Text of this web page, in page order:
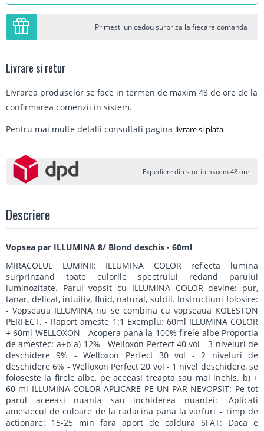
Primesti un cadou surpriza la fiecare comanda
Livrare si retur
Livrarea produselor se face in termen de maxim 48 de ore de la
confirmarea comenzii in sistem.
Pentru mai multe detalii consultati pagina livrare si plata
Expediere din stoc in maxim 48 ore
Descriere
Vopsea par ILLUMINA 8/ Blond deschis - 60ml
MIRACOLUL LUMINII: ILLUMINA COLOR reflecta lumina
surprinzand toate culorile spectrului redand parului
luminozitate. Parul vopsit cu ILLUMINA COLOR devine: pur,
tanar, delicat, intuitiv, fluid, natural, subtil. Instructiuni folosire:
- Vopseaua ILLUMINA nu se combina cu vopseaua KOLESTON
PERFECT. - Raport ameste 1:1 Exemplu: 60ml ILLUMINA COLOR
+ 60ml WELLOXON - Acopera pana la 100% firele albe Proportia
de amestec: a+b a) 12% - Welloxon Perfect 40 vol - 3 niveluri de
deschidere 9% - Welloxon Perfect 30 vol - 2 niveluri de
deschidere 6% - Welloxon Perfect 20 vol - 1 nivel deschidere, se
foloseste la firele albe, pe aceeasi treapta sau mai inchis. b) +
60 ml ILLUMINA COLOR APLICARE PE UN PAR NEVOPSIT: Pe tot
parul aceeasi nuanta sau inchiderea nuantei: -Aplicati
amestecul de culoare de la radacina pana la varfuri - Timp de
actionare: 15-25 min fara aport de caldura SFAT: Daca e